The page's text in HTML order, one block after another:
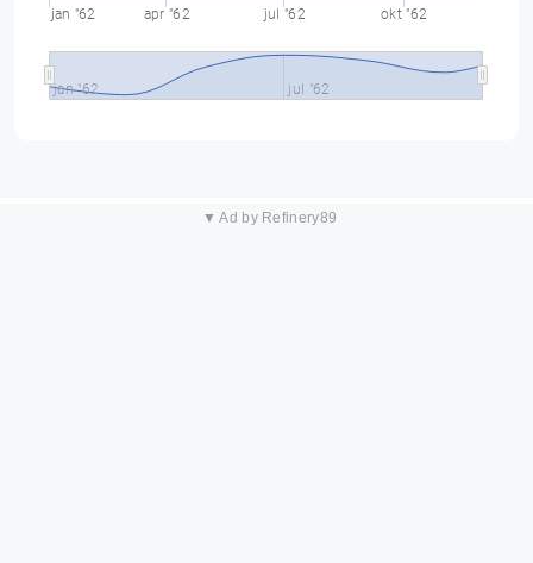
jan "62 apr "62 jul "62 okt "62
jan "62 jul "62
▼ Ad by Refinery89